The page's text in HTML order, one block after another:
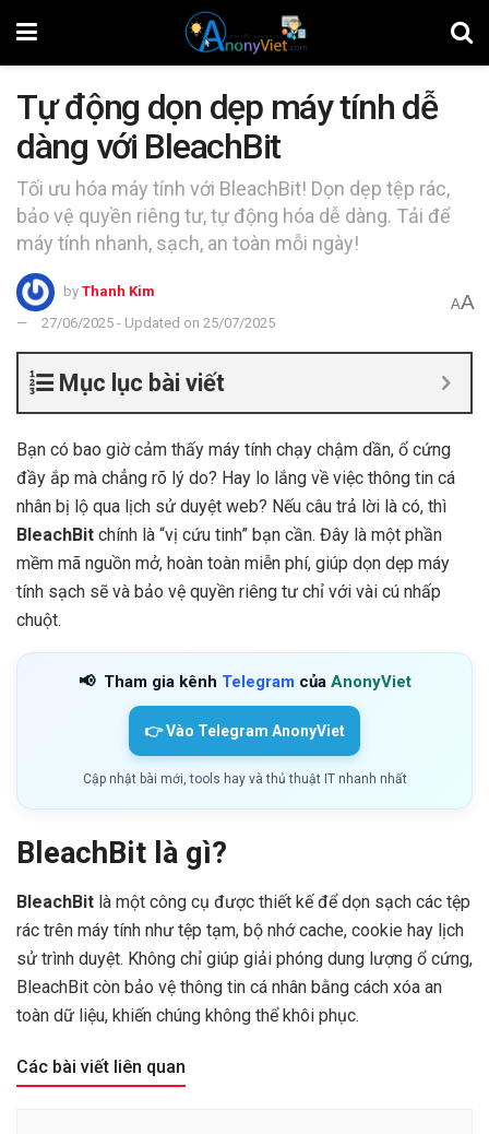
Tự động dọn dẹp máy tính dễ
dàng với BleachBit
Tối ưu hóa máy tính với BleachBit! Dọn dẹp tệp rác,
bảo vệ quyền riêng tư, tự động hóa dễ dàng. Tải để
máy tính nhanh, sạch, an toàn mỗi ngày!
by Thanh Kim
27/06/2025 - Updated on 25/07/2025
AA
Mục lục bài viết
Bạn có bao giờ cảm thấy máy tính chạy chậm dần, ổ cứng
đầy ắp mà chẳng rõ lý do? Hay lo lắng về việc thông tin cá
nhân bị lộ qua lịch sử duyệt web? Nếu câu trả lời là có, thì
BleachBit chính là “vị cứu tinh” bạn cần. Đây là một phần
mềm mã nguồn mở, hoàn toàn miễn phí, giúp dọn dẹp máy
tính sạch sẽ và bảo vệ quyền riêng tư chỉ với vài cú nhấp
chuột.
📢 Tham gia kênh Telegram của AnonyViet
👉 Vào Telegram AnonyViet
Cập nhật bài mới, tools hay và thủ thuật IT nhanh nhất
BleachBit là gì?
BleachBit là một công cụ được thiết kế để dọn sạch các tệp
rác trên máy tính như tệp tạm, bộ nhớ cache, cookie hay lịch
sử trình duyệt. Không chỉ giúp giải phóng dung lượng ổ cứng,
BleachBit còn bảo vệ thông tin cá nhân bằng cách xóa an
toàn dữ liệu, khiến chúng không thể khôi phục.
Các bài viết liên quan